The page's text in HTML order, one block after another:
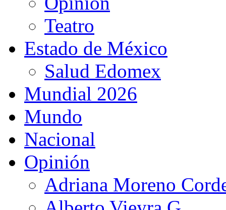
Teatro
Estado de México
Salud Edomex
Mundial 2026
Mundo
Nacional
Opinión
Adriana Moreno